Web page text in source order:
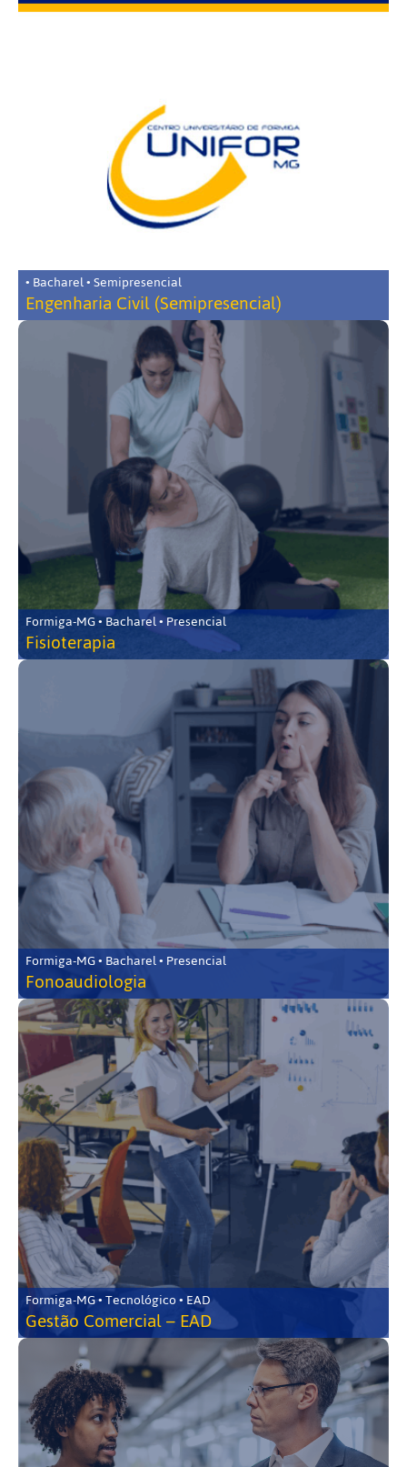
• Bacharel • Semipresencial
Engenharia Civil (Semipresencial)
Formiga-MG • Bacharel • Presencial
Fisioterapia
Formiga-MG • Bacharel • Presencial
Fonoaudiologia
Formiga-MG • Tecnológico • EAD
Gestão Comercial – EAD